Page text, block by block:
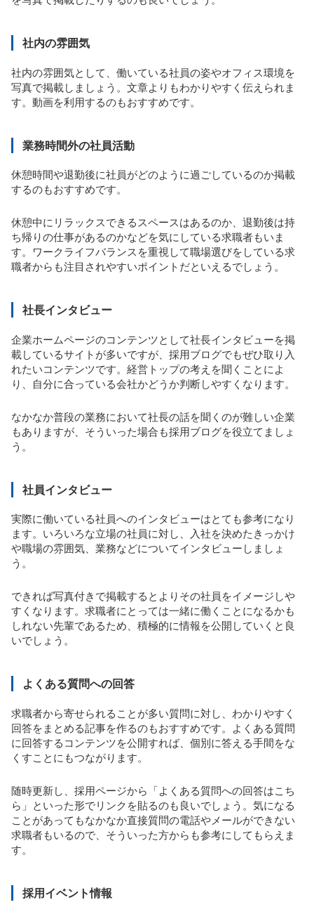
社内の雰囲気
社内の雰囲気として、働いている社員の姿やオフィス環境を
写真で掲載しましょう。文章よりもわかりやすく伝えられま
す。動画を利用するのもおすすめです。
業務時間外の社員活動
休憩時間や退勤後に社員がどのように過ごしているのか掲載
するのもおすすめです。
休憩中にリラックスできるスペースはあるのか、退勤後は持
ち帰りの仕事があるのかなどを気にしている求職者もいま
す。ワークライフバランスを重視して職場選びをしている求
職者からも注目されやすいポイントだといえるでしょう。
社長インタビュー
企業ホームページのコンテンツとして社長インタビューを掲
載しているサイトが多いですが、採用ブログでもぜひ取り入
れたいコンテンツです。経営トップの考えを聞くことによ
り、自分に合っている会社かどうか判断しやすくなります。
なかなか普段の業務において社長の話を聞くのが難しい企業
もありますが、そういった場合も採用ブログを役立てましょ
う。
社員インタビュー
実際に働いている社員へのインタビューはとても参考になり
ます。いろいろな立場の社員に対し、入社を決めたきっかけ
や職場の雰囲気、業務などについてインタビューしましょ
う。
できれば写真付きで掲載するとよりその社員をイメージしや
すくなります。求職者にとっては一緒に働くことになるかも
しれない先輩であるため、積極的に情報を公開していくと良
いでしょう。
よくある質問への回答
求職者から寄せられることが多い質問に対し、わかりやすく
回答をまとめる記事を作るのもおすすめです。よくある質問
に回答するコンテンツを公開すれば、個別に答える手間をな
くすことにもつながります。
随時更新し、採用ページから「よくある質問への回答はこち
ら」といった形でリンクを貼るのも良いでしょう。気になる
ことがあってもなかなか直接質問の電話やメールができない
求職者もいるので、そういった方からも参考にしてもらえま
す。
採用イベント情報